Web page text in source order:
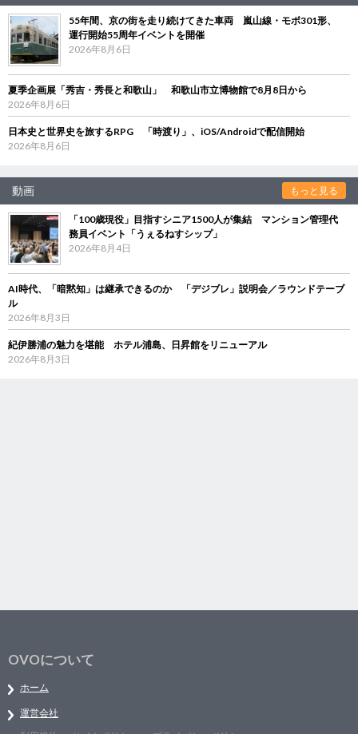
55年間、京の街を走り続けてきた車両 嵐山線・モボ301形、
運行開始55周年イベントを開催
2026年8月6日
夏季企画展「秀吉・秀長と和歌山」 和歌山市立博物館で8月8日から
2026年8月6日
日本史と世界史を旅するRPG 「時渡り」、iOS/Androidで配信開始
2026年8月6日
動画 もっと見る
「100歳現役」目指すシニア1500人が集結 マンション管理代
務員イベント「うぇるねすシップ」
2026年8月4日
AI時代、「暗黙知」は継承できるのか 「デジブレ」説明会／ラウンドテーブ
ル
2026年8月3日
紀伊勝浦の魅力を堪能 ホテル浦島、日昇館をリニューアル
2026年8月3日
OVOについて
ホーム
運営会社